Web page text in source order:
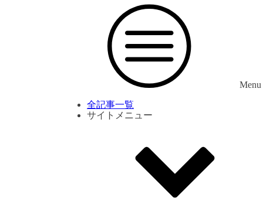
Menu
全記事一覧
サイトメニュー